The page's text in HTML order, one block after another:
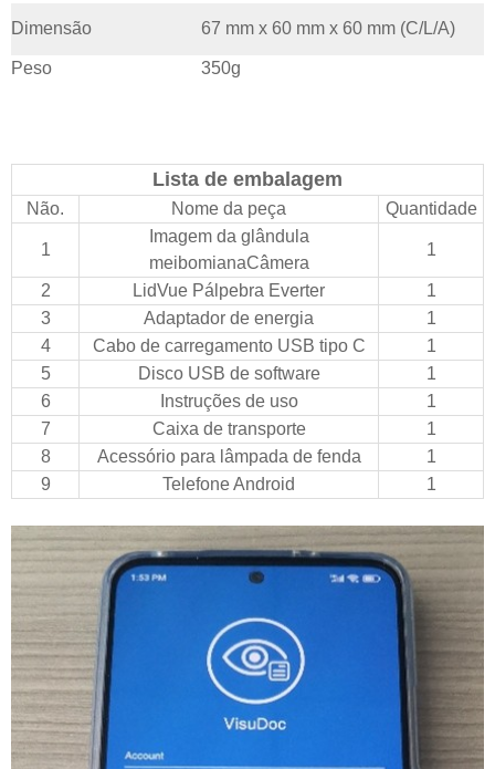
Dimensão 67 mm x 60 mm x 60 mm (C/L/A)
Peso 350g
Lista de embalagem
Não. Nome da peça Quantidade
1
Imagem da glândula
meibomianaCâmera
1
2 LidVue Pálpebra Everter
1
3
Adaptador de energia
1
4
Cabo de carregamento USB tipo C
1
5
Disco USB de software
1
6
Instruções de uso
1
7
Caixa de transporte
1
8
Acessório para lâmpada de fenda
1
9
Telefone Android 1